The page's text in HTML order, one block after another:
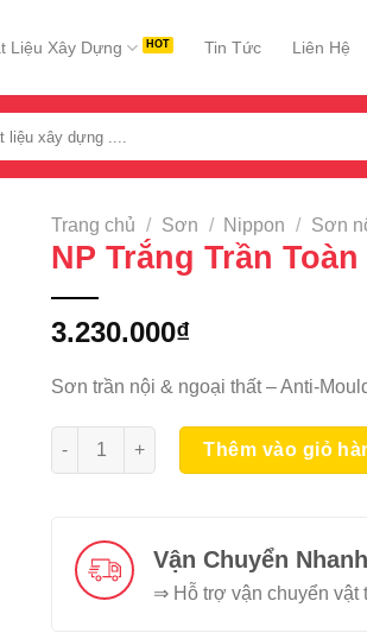
Liệu Xây Dựng Tin Tức Liên Hệ
Trang chủ / Sơn / Nippon / Sơn
NP Trắng Trần
3.230.000₫
Sơn trần nội & ngoại thất – Anti-
NP Trắng Trần Toàn Diện 15L số lượng
Thêm vào giỏ
Vận Chuyển
⇒ Hỗ trợ vận chuyển vật